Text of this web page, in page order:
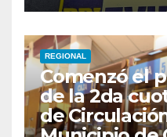
REGIONAL
Comenzó el
de la 2da
de